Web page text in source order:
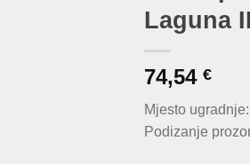
Laguna
74,54 €
Mjesto ugradnje:
Podizanje